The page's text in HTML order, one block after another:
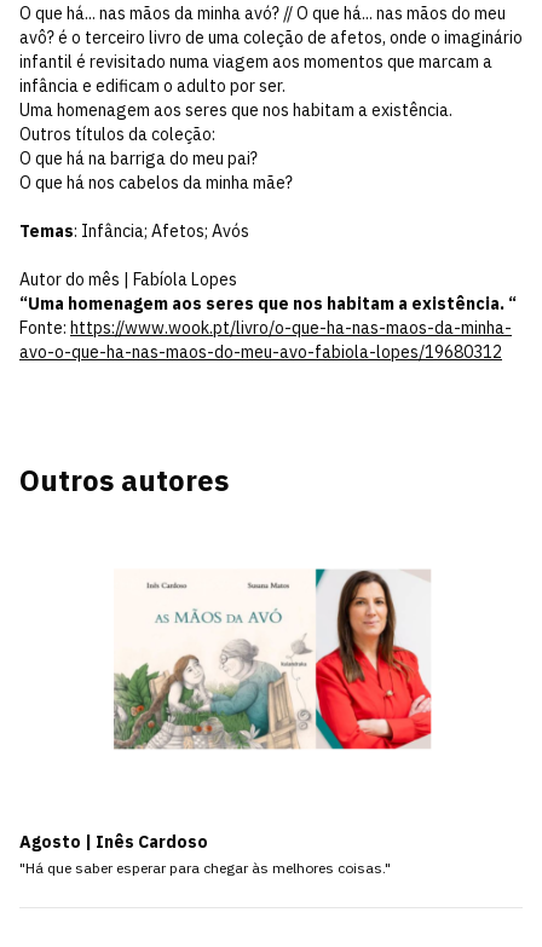
O que há... nas mãos da minha avó? // O que há... nas mãos do meu
avô? é o terceiro livro de uma coleção de afetos, onde o imaginário
infantil é revisitado numa viagem aos momentos que marcam a
infância e edificam o adulto por ser.
Uma homenagem aos seres que nos habitam a existência.
Outros títulos da coleção:
O que há na barriga do meu pai?
O que há nos cabelos da minha mãe?
Temas: Infância; Afetos; Avós
Autor do mês | Fabíola Lopes
“Uma homenagem aos seres que nos habitam a existência. “
Fonte: https://www.wook.pt/livro/o-que-ha-nas-maos-da-minha-
avo-o-que-ha-nas-maos-do-meu-avo-fabiola-lopes/19680312
Outros autores
Agosto | Inês Cardoso
"Há que saber esperar para chegar às melhores coisas."